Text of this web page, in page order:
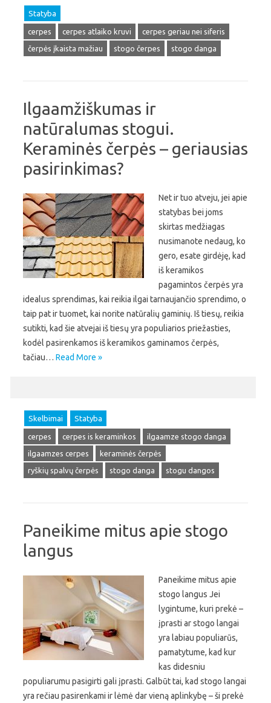
Statyba
cerpes cerpes atlaiko kruvi
cerpes geriau nei siferis
čerpės įkaista mažiau
stogo čerpes stogo danga
Ilgaamžiškumas ir
natūralumas stogui.
Keraminės čerpės – geriausias
pasirinkimas?
Net ir tuo atveju, jei apie
statybas bei joms
skirtas medžiagas
nusimanote nedaug, ko
gero, esate girdėję, kad
iš keramikos
pagamintos čerpės yra
idealus sprendimas, kai reikia ilgai tarnaujančio sprendimo, o
taip pat ir tuomet, kai norite natūralių gaminių. Iš tiesų, reikia
sutikti, kad šie atvejai iš tiesų yra populiarios priežasties,
kodėl pasirenkamos iš keramikos gaminamos čerpės,
tačiau… Read More »
Skelbimai Statyba
cerpes cerpes is keraminkos
ilgaamze stogo danga
ilgaamzes cerpes
keraminės čerpės
ryškių spalvų čerpės
stogo danga stogu dangos
Paneikime mitus apie stogo
langus
Paneikime mitus apie
stogo langus Jei
lygintume, kuri prekė –
įprasti ar stogo langai
yra labiau populiarūs,
pamatytume, kad kur
kas didesniu
populiarumu pasigirti gali įprasti. Galbūt tai, kad stogo langai
yra rečiau pasirenkami ir lėmė dar vieną aplinkybę – ši prekė